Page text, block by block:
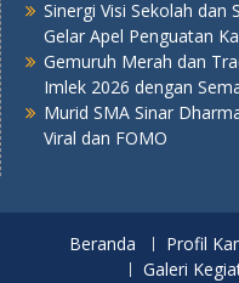
Sinergi Visi Sekolah dan
Gelar Apel Penguatan
Gemuruh Merah dan
Imlek 2026 dengan
Murid SMA Sinar
Viral dan FOMO
Beranda Profil
Galeri